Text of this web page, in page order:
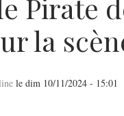
Pirate
la
le dim 10/11/2024 - 15:01